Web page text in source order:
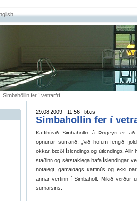
Simbahöllin fer í vetrarfrí
29.08.2009 - 11:56 | bb.is
Simbahöllin fer í
Kaffihúsið Simbahöllin á Þingeyri er
opnunar sumarið. „Við höfum fengið
okkar, bæði Íslendinga og útlendinga. Allir
staðinn og sérstaklega hafa Íslendingar
notalegt, gamaldags kaffihús og ekki
annar vertinn í Simbahöll. Mikið verður
sumarsins.